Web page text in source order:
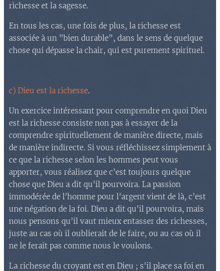
richesse et la sagesse.
En tous les cas, une fois de plus, la richesse est
associée à un "bien durable", dans le sens de quelque
chose qui dépasse la chair, qui est purement spirituel.
c) Dieu est la richesse.
Un exercice intéressant pour comprendre en quoi Dieu
est la richesse consiste non pas à essayer de la
comprendre spirituellement de manière directe, mais
de manière indirecte. Si vous réfléchissez simplement à
ce que la richesse selon les hommes peut vous
apporter, vous réalisez que c'est toujours quelque
chose que Dieu a dit qu'il pourvoira. La passion
immodérée de l'homme pour l'argent vient de là, c'est
une négation de la foi. Dieu a dit qu'il pourvoira, mais
nous pensons qu'il vaut mieux entasser des richesses,
juste au cas où il oublierait de le faire, ou au cas où il
ne le ferait pas comme nous le voulons.
La richesse du croyant est en Dieu ; s'il place sa foi en